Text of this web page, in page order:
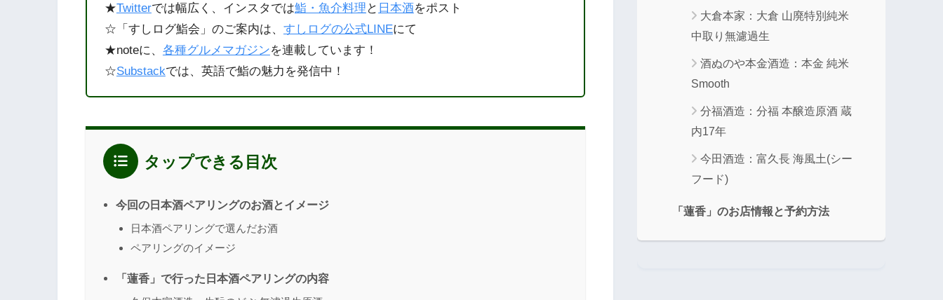
★Twitterでは幅広く、インスタでは鮨・魚介料理 と 日本酒をポスト
☆「すしログ鮨会」のご案内は、 すしログの公式LINEにて
★noteに、 各種グルメマガジンを連載しています！
☆Substackでは、英語で鮨の魅力を発信中！
タップできる目次
今回の日本酒ペアリングのお酒とイメージ
日本酒ペアリングで選んだお酒
ペアリングのイメージ
「蓮香」で行った日本酒ペアリングの内容
大倉本家：大倉 山廃特別純米
中取り無濾過生
酒ぬのや本金酒造：本金 純米
Smooth
分福酒造：分福 本醸造原酒 蔵
内17年
今田酒造：富久長 海風土(シー
フード)
「蓮香」のお店情報と予約方法